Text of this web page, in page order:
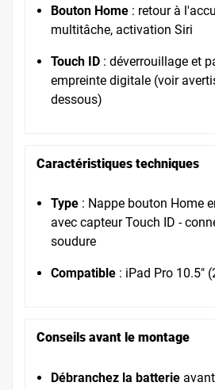
Bouton Home : retour à
multitâche, activation Siri
Touch ID : déverrouillage et
empreinte digitale (voir
dessous)
Caractéristiques techniques
Type : Nappe bouton Home
avec capteur Touch ID -
soudure
Compatible : iPad Pro 10.5"
Conseils avant le montage
Débranchez la batterie